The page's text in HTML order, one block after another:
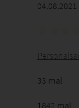
04.08.2021
33 mal
1842 mal